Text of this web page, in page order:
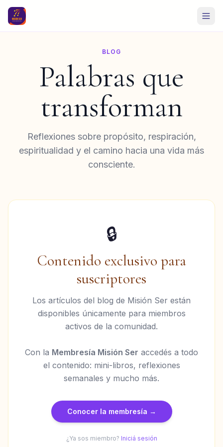
BLOG
Palabras que
transforman
Reflexiones sobre propósito, respiración,
espiritualidad y el camino hacia una vida más
consciente.
🔒
Contenido exclusivo para
suscriptores
Los artículos del blog de Misión Ser están
disponibles únicamente para miembros
activos de la comunidad.
Con la Membresía Misión Ser accedés a todo
el contenido: mini-libros, reflexiones
semanales y mucho más.
Conocer la membresía →
¿Ya sos miembro? Iniciá sesión